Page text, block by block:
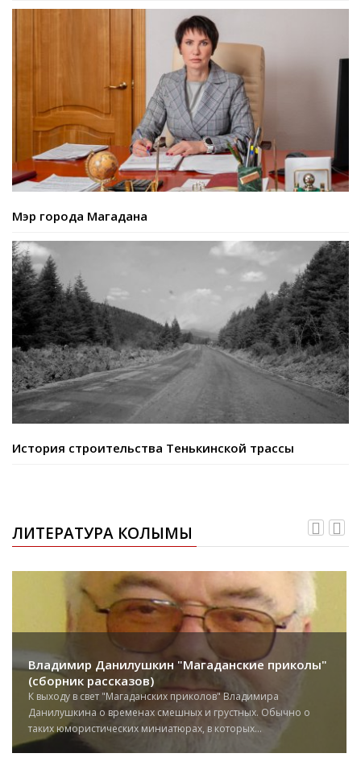
Мэр города Магадана
История строительства Тенькинской трассы
ЛИТЕРАТУРА КОЛЫМЫ
Владимир Данилушкин "Магаданские приколы"
(сборник рассказов)
К выходу в свет "Магаданских приколов" Владимира
Данилушкина о временах смешных и грустных. Обычно о
таких юмористических миниатюрах, в которых...